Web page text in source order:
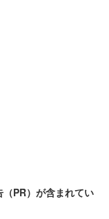
PR）が含まれてい